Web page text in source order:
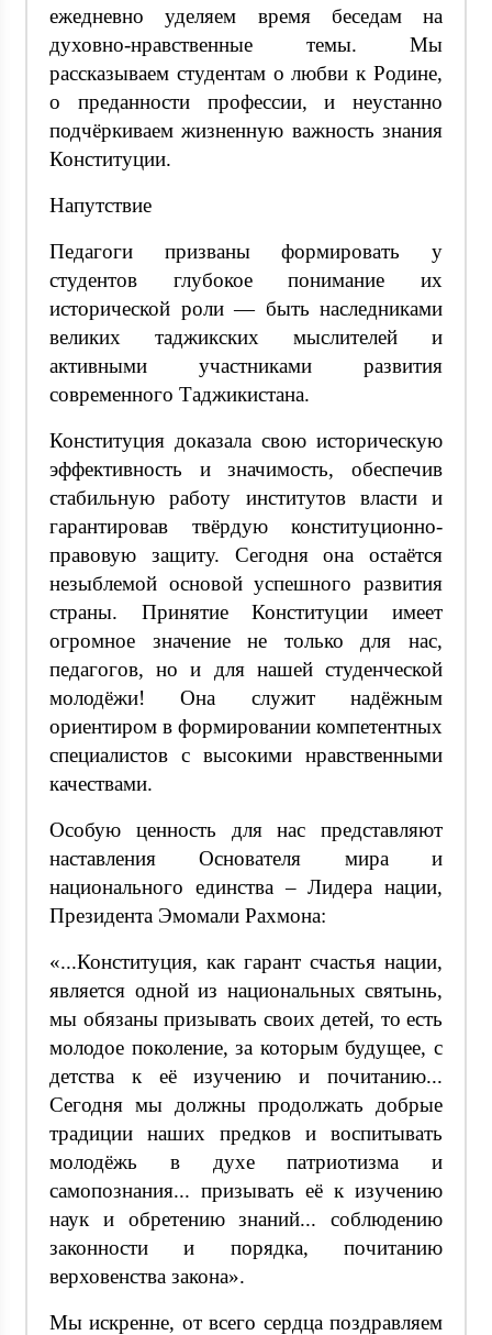
ежедневно уделяем время беседам на
духовно-нравственные темы. Мы
рассказываем студентам о любви к Родине,
о преданности профессии, и неустанно
подчёркиваем жизненную важность знания
Конституции.
Напутствие
Педагоги призваны формировать у
студентов глубокое понимание их
исторической роли — быть наследниками
великих таджикских мыслителей и
активными участниками развития
современного Таджикистана.
Конституция доказала свою историческую
эффективность и значимость, обеспечив
стабильную работу институтов власти и
гарантировав твёрдую конституционно-
правовую защиту. Сегодня она остаётся
незыблемой основой успешного развития
страны. Принятие Конституции имеет
огромное значение не только для нас,
педагогов, но и для нашей студенческой
молодёжи! Она служит надёжным
ориентиром в формировании компетентных
специалистов с высокими нравственными
качествами.
Особую ценность для нас представляют
наставления Основателя мира и
национального единства – Лидера нации,
Президента Эмомали Рахмона:
«...Конституция, как гарант счастья нации,
является одной из национальных святынь,
мы обязаны призывать своих детей, то есть
молодое поколение, за которым будущее, с
детства к её изучению и почитанию...
Сегодня мы должны продолжать добрые
традиции наших предков и воспитывать
молодёжь в духе патриотизма и
самопознания... призывать её к изучению
наук и обретению знаний... соблюдению
законности и порядка, почитанию
верховенства закона».
Мы искренне, от всего сердца поздравляем